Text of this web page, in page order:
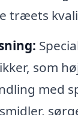
træets
som
med